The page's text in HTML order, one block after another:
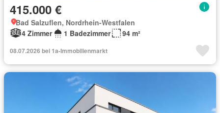
415.000 €
Bad Salzuflen, Nordrhein-Westfalen
4 Zimmer
1 Badezimmer 94 m²
08.07.2026 bei 1a-Immobilienmarkt